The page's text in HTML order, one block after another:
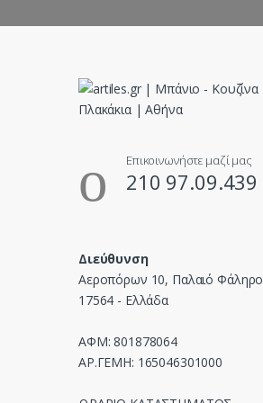
C
Επικοινωνήστε μαζί μας
210 97.09.439
Διεύθυνση
Αεροπόρων 10, Παλαιό Φάληρο
17564 - Ελλάδα
ΑΦΜ: 801878064
ΑΡ.ΓΕΜΗ: 165046301000